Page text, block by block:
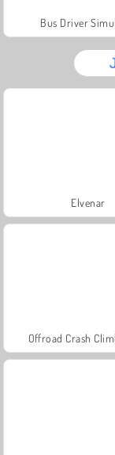
Bus Driver
Elvenar
Offroad Crash